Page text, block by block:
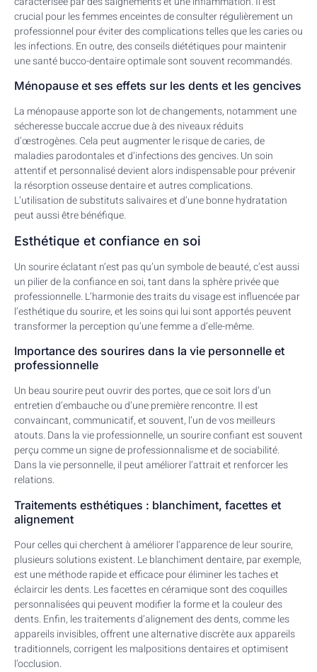
crucial pour les femmes enceintes de consulter régulièrement un
professionnel pour éviter des complications telles que les caries ou
les infections. En outre, des conseils diététiques pour maintenir
une santé bucco-dentaire optimale sont souvent recommandés.
Ménopause et ses effets sur les dents et les gencives
La ménopause apporte son lot de changements, notamment une
sécheresse buccale accrue due à des niveaux réduits
d’œstrogènes. Cela peut augmenter le risque de caries, de
maladies parodontales et d’infections des gencives. Un soin
attentif et personnalisé devient alors indispensable pour prévenir
la résorption osseuse dentaire et autres complications.
L’utilisation de substituts salivaires et d’une bonne hydratation
peut aussi être bénéfique.
Esthétique et confiance en soi
Un sourire éclatant n’est pas qu’un symbole de beauté, c’est aussi
un pilier de la confiance en soi, tant dans la sphère privée que
professionnelle. L’harmonie des traits du visage est influencée par
l’esthétique du sourire, et les soins qui lui sont apportés peuvent
transformer la perception qu’une femme a d’elle-même.
Importance des sourires dans la vie personnelle et
professionnelle
Un beau sourire peut ouvrir des portes, que ce soit lors d’un
entretien d’embauche ou d’une première rencontre. Il est
convaincant, communicatif, et souvent, l’un de vos meilleurs
atouts. Dans la vie professionnelle, un sourire confiant est souvent
perçu comme un signe de professionnalisme et de sociabilité.
Dans la vie personnelle, il peut améliorer l’attrait et renforcer les
relations.
Traitements esthétiques : blanchiment, facettes et
alignement
Pour celles qui cherchent à améliorer l’apparence de leur sourire,
plusieurs solutions existent. Le blanchiment dentaire, par exemple,
est une méthode rapide et efficace pour éliminer les taches et
éclaircir les dents. Les facettes en céramique sont des coquilles
personnalisées qui peuvent modifier la forme et la couleur des
dents. Enfin, les traitements d’alignement des dents, comme les
appareils invisibles, offrent une alternative discrète aux appareils
traditionnels, corrigent les malpositions dentaires et optimisent
l’occlusion.